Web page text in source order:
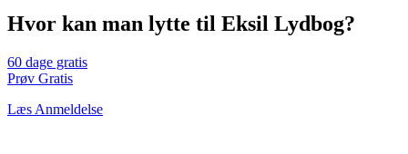
Hvor kan man lytte til Eksil Lydbog?
60 dage gratis
Prøv Gratis
Læs Anmeldelse